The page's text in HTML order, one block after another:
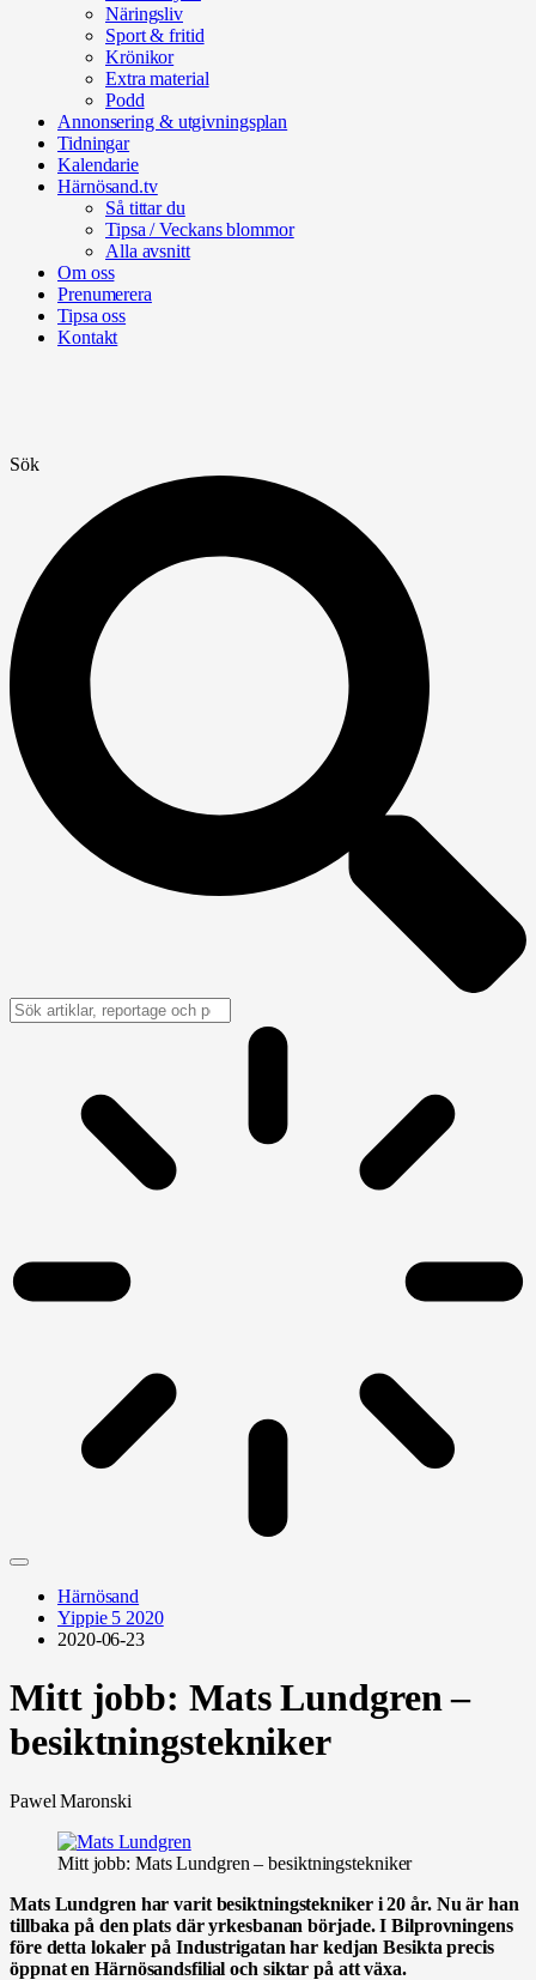
Näringsliv
Sport & fritid
Krönikor
Extra material
Podd
Annonsering & utgivningsplan
Tidningar
Kalendarie
Härnösand.tv
Så tittar du
Tipsa / Veckans blommor
Alla avsnitt
Om oss
Prenumerera
Tipsa oss
Kontakt
Sök
Härnösand
Yippie 5 2020
2020-06-23
Mitt jobb: Mats Lundgren –
besiktningstekniker
Pawel Maronski
Mitt jobb: Mats Lundgren – besiktningstekniker
Mats Lundgren har varit besiktningstekniker i 20 år. Nu är han
tillbaka på den plats där yrkesbanan började. I Bilprovningens
före detta lokaler på Industrigatan har kedjan Besikta precis
öppnat en Härnösandsfilial och siktar på att växa.